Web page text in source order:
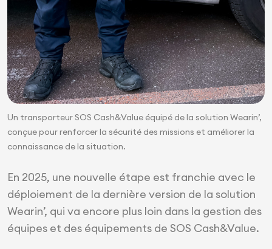
Un transporteur SOS Cash&Value équipé de la solution Wearin’,
conçue pour renforcer la sécurité des missions et améliorer la
connaissance de la situation.
En 2025, une nouvelle étape est franchie avec le
déploiement de la dernière version de la solution
Wearin’, qui va encore plus loin dans la gestion des
équipes et des équipements de SOS Cash&Value.